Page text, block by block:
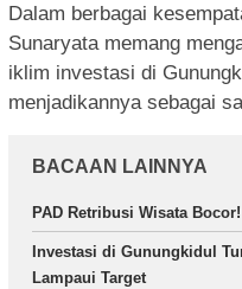
Dalam berbagai
Sunaryata memang
iklim investasi di
menjadikannya sebagai
BACAAN LAINNYA
PAD Retribusi Wisata
Investasi di Gunungkidul
Lampaui Target